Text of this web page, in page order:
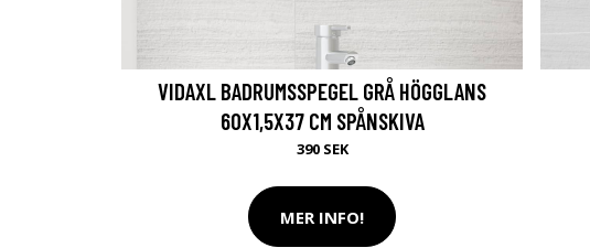
VIDAXL BADRUMSSPEGEL GRÅ HÖGGLANS
60X1,5X37 CM SPÅNSKIVA
390 SEK
MER INFO!